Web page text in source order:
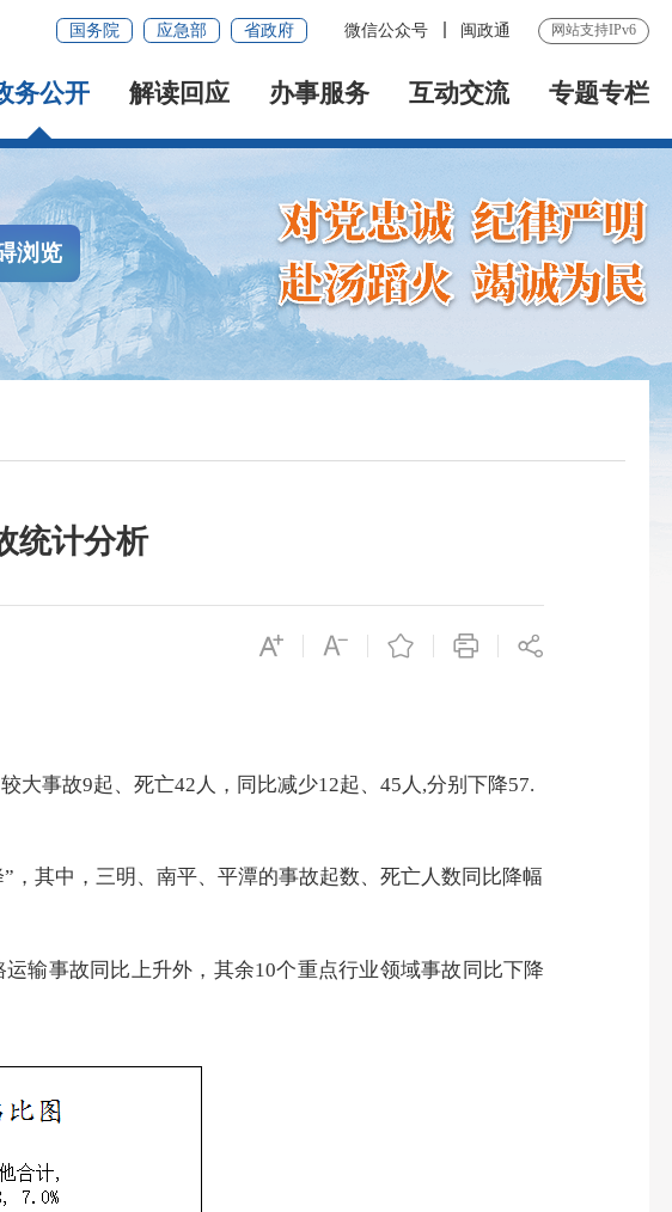
国务院 应急部 省政府 微信公众号 闽政通 网站支持IPv6
务公开 解读回应 办事服务 互动交流 专题专栏
浏览
统计分析
大事故9起、死亡42 人，同比减少12起、45 人 ,分别下降57.
，其中，三明、南平、平潭的事故起数、死亡人数 同比降幅
输事故同比上升外，其余10个重点行业领域事故同比下降